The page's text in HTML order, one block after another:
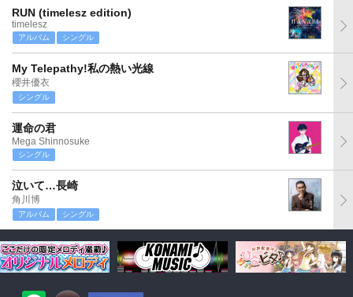
RUN (timelesz edition)
timelesz
アルバム シングル
My Telepathy!私の熱い光線
櫻井優衣
シングル
運命の君
Mega Shinnosuke
シングル
泣いて…長崎
角川博
アルバム シングル